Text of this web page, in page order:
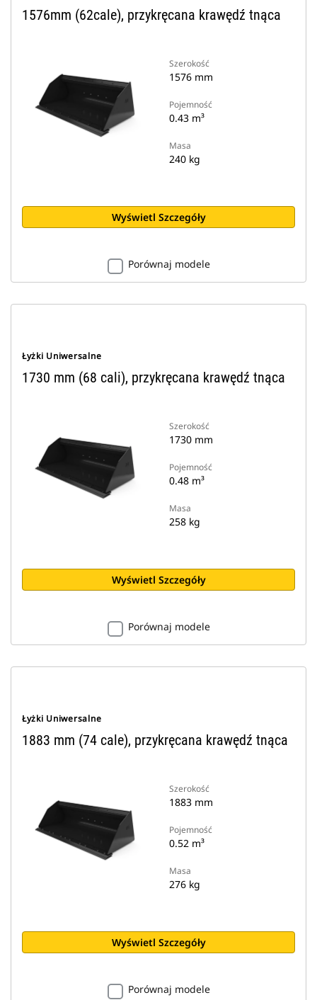
1576mm (62cale), przykręcana krawędź tnąca
Szerokość
1576 mm
Pojemność
0.43 m³
Masa
240 kg
Wyświetl Szczegóły
Porównaj modele
Łyżki Uniwersalne
1730 mm (68 cali), przykręcana krawędź tnąca
Szerokość
1730 mm
Pojemność
0.48 m³
Masa
258 kg
Wyświetl Szczegóły
Porównaj modele
Łyżki Uniwersalne
1883 mm (74 cale), przykręcana krawędź tnąca
Szerokość
1883 mm
Pojemność
0.52 m³
Masa
276 kg
Wyświetl Szczegóły
Porównaj modele